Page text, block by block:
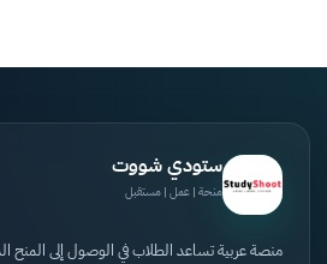
ستودي شووت
منحة | عمل | مستقبل
منصة عربية تساعد الطلاب في الوصول إلى المنح